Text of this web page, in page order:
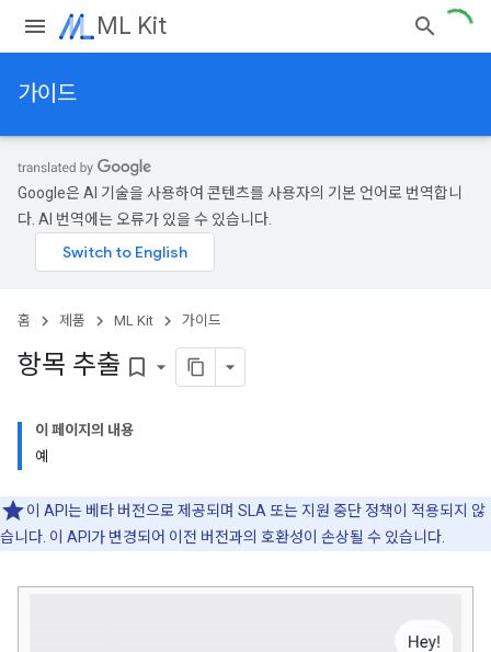
ML Kit
가이드
Google은 AI 기술을 사용하여 콘텐츠를 사용자의 기본 언어로 번역합니
다. AI 번역에는 오류가 있을 수 있습니다.
홈 제품 ML Kit 가이드
항목 추출 bookmark_border
이 페이지의 내용
예
이 API는 베타 버전으로 제공되며 SLA 또는 지원 중단 정책이 적용되지 않
습니다. 이 API가 변경되어 이전 버전과의 호환성이 손상될 수 있습니다.